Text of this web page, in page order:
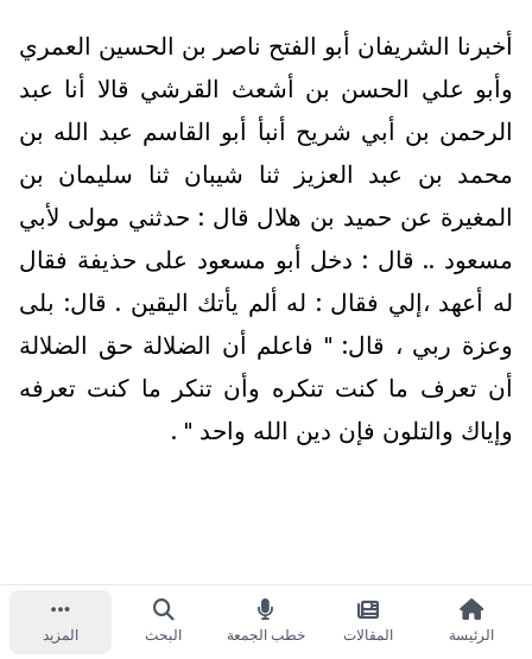
أخبرنا الشريفان أبو الفتح ناصر بن الحسين العمري
وأبو علي الحسن بن أشعث القرشي قالا أنا عبد
الرحمن بن أبي شريح أنبأ أبو القاسم عبد الله بن
محمد بن عبد العزيز ثنا شيبان ثنا سليمان بن
المغيرة عن حميد بن هلال قال : حدثني مولى لأبي
مسعود .. قال : دخل أبو مسعود على حذيفة فقال
له أعهد ،إلي فقال : له ألم يأتك اليقين . قال: بلى
وعزة ربي ، قال: " فاعلم أن الضلالة حق الضلالة
أن تعرف ما كنت تنكره وأن تنكر ما كنت تعرفه
وإياك والتلون فإن دين الله واحد " .
الرئيسة المقالات خطب الجمعة البحث المزيد